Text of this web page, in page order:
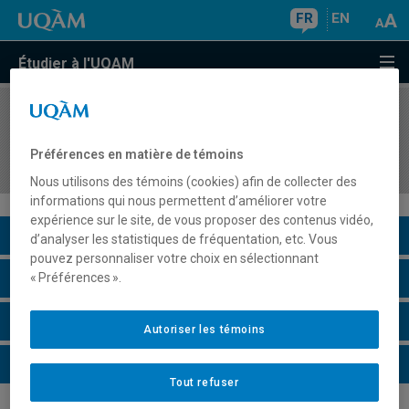
FR EN
Étudier à l'UQAM
COURS//
mécanismes réactionnels
Description du cours
Horaire - Été 2026
Horaire - Automne 2026
Horaire - Hiver 2027
Préférences en matière de témoins
Nous utilisons des témoins (cookies) afin de collecter des
informations qui nous permettent d’améliorer votre
expérience sur le site, de vous proposer des contenus vidéo,
d’analyser les statistiques de fréquentation, etc. Vous
pouvez personnaliser votre choix en sélectionnant
« Préférences ».
Tout refuser
Autoriser les témoins